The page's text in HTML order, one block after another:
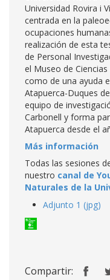
Universidad Rovira i
centrada en la
ocupaciones
realización de esta
de Personal
el Museo de
como de una ayuda
Atapuerca-Duques
equipo de
Carbonell y forma
Atapuerca desde el
Más información
Todas las sesiones
nuestro canal de
Naturales de la
Adjunto 1 (jpg)
Compartir: